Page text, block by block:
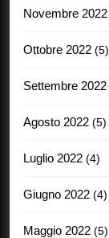
Novembre 2022
Ottobre 2022 (5)
Settembre 2022
Agosto 2022 (5)
Luglio 2022 (4)
Giugno 2022 (4)
Maggio 2022 (5)